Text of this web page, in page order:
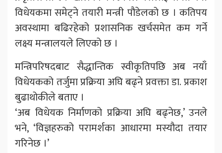
विधेयकमा समेट्ने तयारी मन्त्री पौडेलको छ । कतिपय
अवस्थामा बढिरहेको प्रशासनिक खर्चसमेत कम गर्ने
लक्ष्य मन्त्रालयले लिएको छ ।
मन्त्रिपरिषदबाट सैद्धान्तिक स्वीकृतिपछि अब नयाँ
विधेयकको तर्जुमा प्रक्रिया अघि बढ्ने प्रवक्ता डा. प्रकाश
बुढाथोकीले बताए ।
‘अब विधेयक निर्माणको प्रक्रिया अघि बढ्नेछ,’ उनले
भने, ‘विज्ञहरुको परामर्शका आधारमा मस्यौदा तयार
गरिनेछ ।’